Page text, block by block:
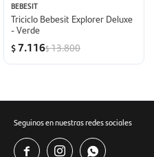
BEBESIT
Triciclo Bebesit Explorer Deluxe
- Verde
$7.116$13.800
Seguinos en nuestras redes sociales
  